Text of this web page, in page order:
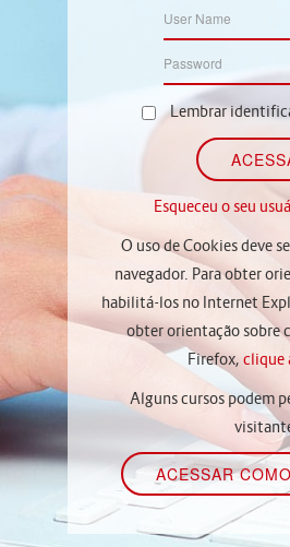
Lembrar
Esqueceu o seu
O uso de Cookies deve
navegador. Para obter
habilitá-los no Internet
obter orientação sobre
Firefox, clique
Alguns cursos podem